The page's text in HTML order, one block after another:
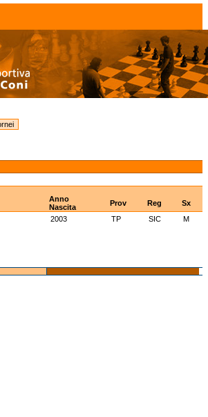
Anno
Nascita
Prov Reg
Sx
2003 TP SIC
M